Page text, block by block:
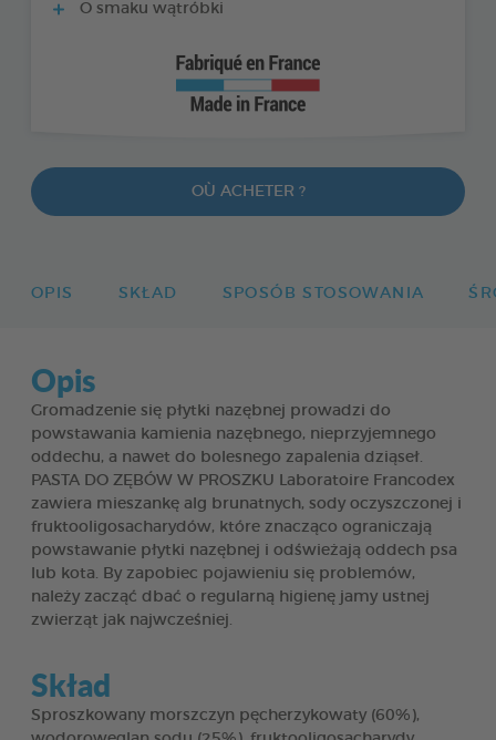
O smaku wątróbki
OÙ ACHETER ?
OPIS SKŁAD SPOSÓB STOSOWANIA
Opis
Gromadzenie się płytki nazębnej prowadzi do
powstawania kamienia nazębnego, nieprzyjemnego
oddechu, a nawet do bolesnego zapalenia dziąseł.
PASTA DO ZĘBÓW W PROSZKU Laboratoire Francodex
zawiera mieszankę alg brunatnych, sody oczyszczonej i
fruktooligosacharydów, które znacząco ograniczają
powstawanie płytki nazębnej i odświeżają oddech psa
lub kota. By zapobiec pojawieniu się problemów,
należy zacząć dbać o regularną higienę jamy ustnej
zwierząt jak najwcześniej.
Skład
Sproszkowany morszczyn pęcherzykowaty (60%),